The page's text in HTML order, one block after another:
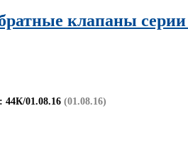
клапаны
44К/01.08.16 (01.08.16)